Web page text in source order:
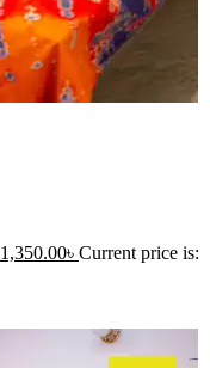
1,350.00৳ Current price is: